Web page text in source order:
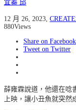
宜蓁 邱
12 月 26, 2023
880Views
Share on Facebook
Tweet on Twitter
薛雍霖說道，他還在唸
上映，讓小丑魚就突